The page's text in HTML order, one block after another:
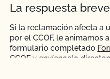
La respuesta breve
Si la reclamación afecta a
por el CCOF, le animamos
formulario completado
CCOF y envíenoslo